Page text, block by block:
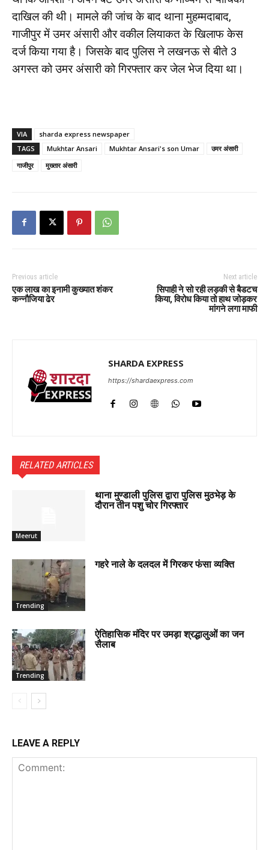
दाखिल की थी। मामले की जांच के बाद थाना मुहम्मदाबाद,
गाजीपुर में उमर अंसारी और वकील लियाकत के खिलाफ केस
दर्ज किया गया है। जिसके बाद पुलिस ने लखनऊ से बीते 3
अगस्त को उमर अंसारी को गिरफ्तार कर जेल भेज दिया था।
VIA
sharda express newspaper
TAGS
Mukhtar Ansari Mukhtar Ansari's son Umar
उमर अंसारी
गाजीपुर
मुख्तार अंसारी
Previous article
एक लाख का इनामी कुख्यात शंकर
कन्नौजिया ढेर
Next article
सिपाही ने सो रही लड़की से बैडटच
किया, विरोध किया तो हाथ जोड़कर
मांगने लगा माफी
SHARDA EXPRESS
https://shardaexpress.com
RELATED ARTICLES
Meerut
थाना मुण्डाली पुलिस द्वारा पुलिस मुठभेड़ के
दौरान तीन पशु चोर गिरफ्तार
Trending
गहरे नाले के दलदल में गिरकर फंसा व्यक्ति
Trending
ऐतिहासिक मंदिर पर उमड़ा श्रद्धालुओं का जन
सैलाब
LEAVE A REPLY